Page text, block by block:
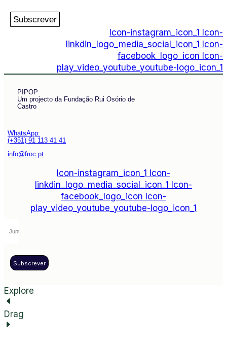
Subscrever
Icon-instagram_icon_1 Icon-
linkdin_logo_media_social_icon_1 Icon-
facebook_logo_icon Icon-
play_video_youtube_youtube-logo_icon_1
PIPOP
Um projecto da Fundação Rui Osório de
Castro
WhatsApp:
(+351) 91 113 41 41
info@froc.pt
Icon-instagram_icon_1 Icon-
linkdin_logo_media_social_icon_1 Icon-
facebook_logo_icon Icon-
play_video_youtube_youtube-logo_icon_1
Subscrever
Explore
Drag